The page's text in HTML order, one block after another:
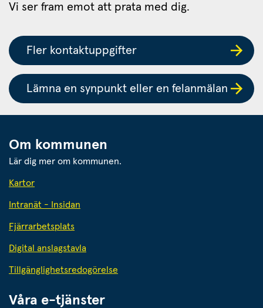
Vi ser fram emot att prata med dig.
Fler kontaktuppgifter
Lämna en synpunkt eller en felanmälan
Om kommunen
Lär dig mer om kommunen.
Kartor
Intranät - Insidan
Fjärrarbetsplats
Digital anslagstavla
Tillgänglighetsredogörelse
Våra e-tjänster